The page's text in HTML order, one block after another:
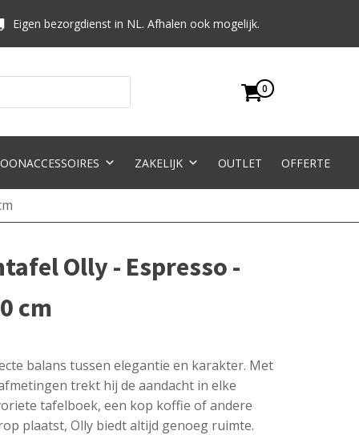
Eigen bezorgdienst in NL. Afhalen ook mogelijk.
0
ZAKELIJK OUTLET OFFERTE
Olly - Espresso -
cm
balans tussen elegantie en karakter. Met
trekt hij de aandacht in elke
tafelboek, een kop koffie of andere
plaatst, Olly biedt altijd genoeg ruimte.